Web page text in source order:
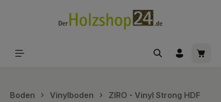
Boden Vinylboden ZIRO - Vinyl Strong HDF